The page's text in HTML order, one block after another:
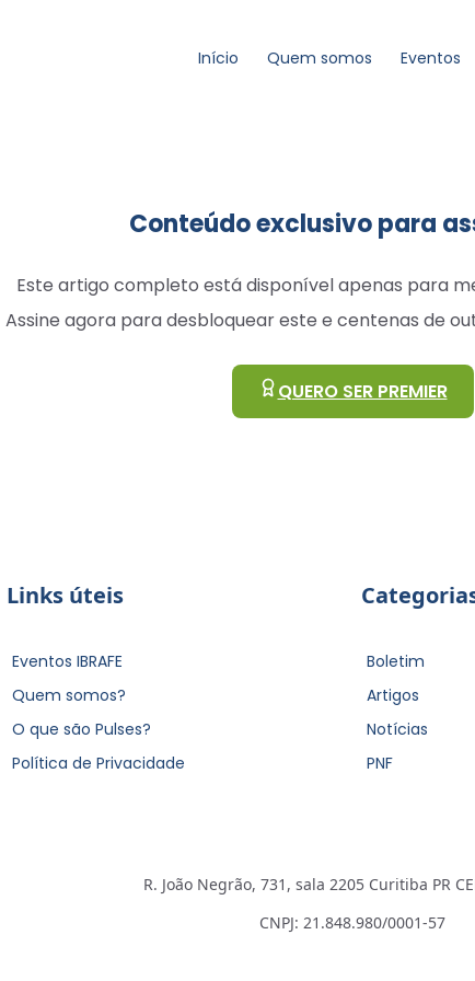
Início Quem somos Eventos
Conteúdo exclusivo para
Este artigo completo está disponível apenas para
Assine agora para desbloquear este e centenas de
QUERO SER PREMIER
Links úteis
Eventos IBRAFE
Quem somos?
O que são Pulses?
Política de Privacidade
Boletim
Artigos
Notícias
PNF
R. João Negrão, 731, sala 2205 Curitiba PR
CNPJ: 21.848.980/0001-57